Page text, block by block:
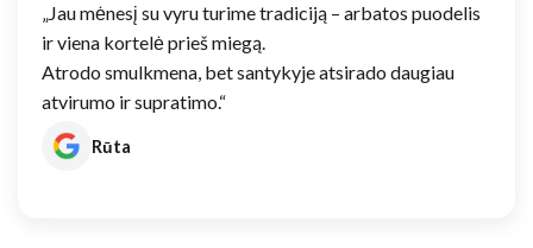
„Jau mėnesį su vyru turime tradiciją – arbatos puodelis
ir viena kortelė prieš miegą.
Atrodo smulkmena, bet santykyje atsirado daugiau
atvirumo ir supratimo.“
Rūta